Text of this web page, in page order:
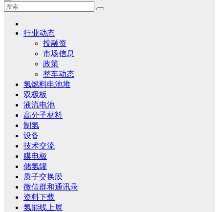
行业动态
投融资
市场信息
政策
整车动态
氢燃料电池堆
双极板
液流电池
高分子材料
制氢
设备
技术交流
膜电极
储氢罐
质子交换膜
微信群和通讯录
资料下载
氢能线上展